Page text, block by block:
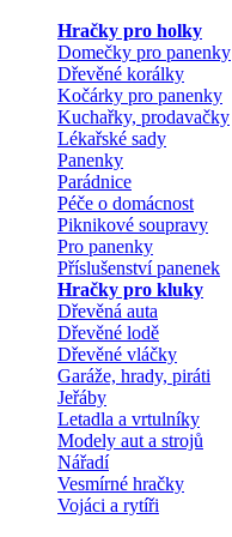
Hračky pro holky
Domečky pro panenky
Dřevěné korálky
Kočárky pro panenky
Kuchařky, prodavačky
Lékařské sady
Panenky
Parádnice
Péče o domácnost
Piknikové soupravy
Pro panenky
Příslušenství panenek
Hračky pro kluky
Dřevěná auta
Dřevěné lodě
Dřevěné vláčky
Garáže, hrady, piráti
Jeřáby
Letadla a vrtulníky
Modely aut a strojů
Nářadí
Vesmírné hračky
Vojáci a rytíři